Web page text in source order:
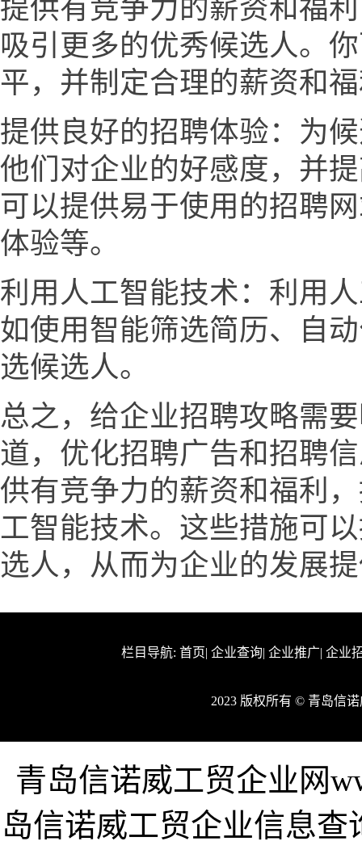
提供有竞争力的薪资和福
吸引更多的优秀候选人。
平，并制定合理的薪资和
提供良好的招聘体验：为
他们对企业的好感度，并
可以提供易于使用的招聘
体验等。
利用人工智能技术：利用
如使用智能筛选简历、自
选候选人。
总之，给企业招聘攻略需
道，优化招聘广告和招聘
供有竞争力的薪资和福利
工智能技术。这些措施可
选人，从而为企业的发展
栏目导航: 首页| 企业查询| 企业推广| 企业
2023 版权所有 © 青岛信
青岛信诺威工贸企业网
岛信诺威工贸企业信息